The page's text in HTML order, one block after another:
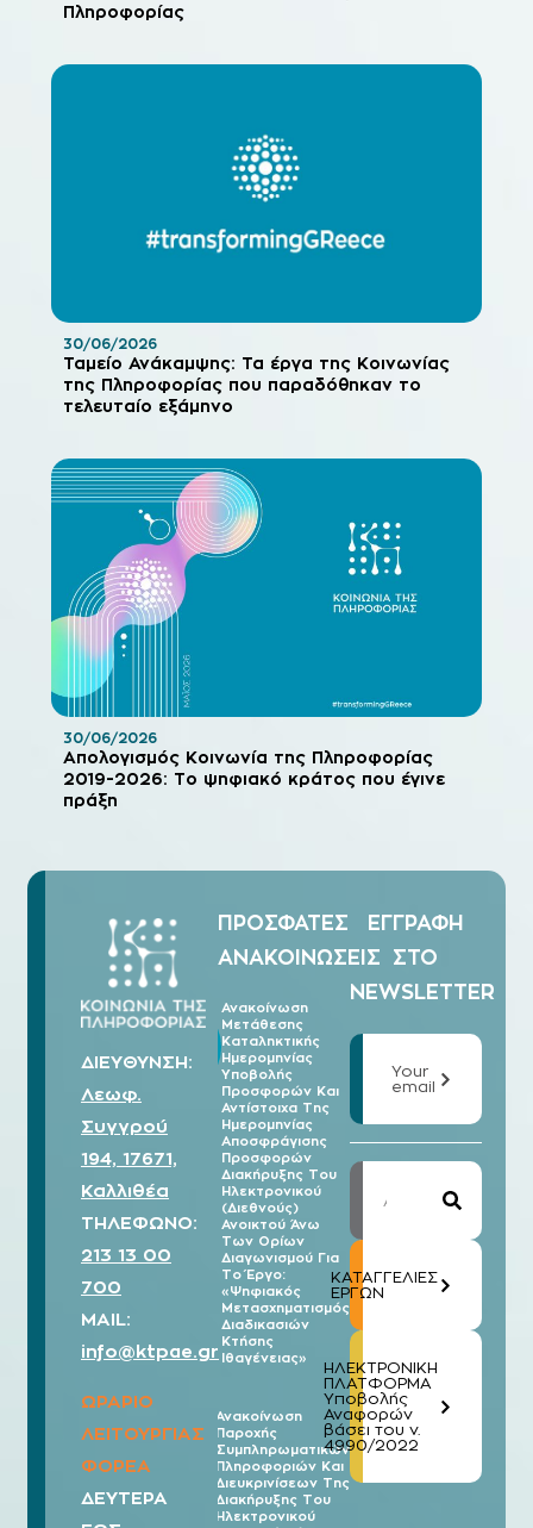
Πληροφορίας
Ταμείο Ανάκαμψης: Τα έργα της Κοινωνίας
της Πληροφορίας που παραδόθηκαν το
τελευταίο εξάμηνο
30/06/2026
Απολογισμός Κοινωνία της Πληροφορίας
2019-2026: Το ψηφιακό κράτος που έγινε
πράξη
30/06/2026
ΔΙΕΥΘΥΝΣΗ:
Λεωφ.
Συγγρού
194, 17671,
Καλλιθέα
ΤΗΛΕΦΩΝΟ:
213 13 00
700
MAIL:
info@ktpae.gr
ΩΡΑΡΙΟ
ΛΕΙΤΟΥΡΓΙΑΣ
ΦΟΡΕΑ
ΔΕΥΤΕΡΑ
ΠΡΟΣΦΑΤΕΣ
ΑΝΑΚΟΙΝΩΣΕΙΣ
Ανακοίνωση
Μετάθεσης
Καταληκτικής
Ημερομηνίας
Υποβολής
Προσφορών Και
Αντίστοιχα Της
Ημερομηνίας
Αποσφράγισης
Προσφορών
Διακήρυξης Του
Ηλεκτρονικού
(Διεθνούς)
Ανοικτού Άνω
Των Ορίων
Διαγωνισμού Για
Το Έργο:
«Ψηφιακός
Μετασχηματισμός
Διαδικασιών
Κτήσης
Ιθαγένειας»
Ανακοίνωση
Παροχής
Συμπληρωματικών
Πληροφοριών Και
Διευκρινίσεων Της
Διακήρυξης Του
Ηλεκτρονικού
07/08
2026
ΕΓΓΡΑΦΗ
ΣΤΟ
NEWSLETTER
Your
email
ΚΑΤΑΓΓΕΛΙΕΣ
ΕΡΓΩΝ
ΗΛΕΚΤΡΟΝΙΚΗ
ΠΛΑΤΦΟΡΜΑ
Υποβολής
Αναφορών
βάσει του ν.
4990/2022